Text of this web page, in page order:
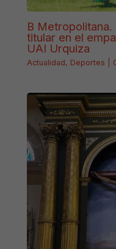
B
titular en el
UAI Urquiza
Actualidad, Deportes